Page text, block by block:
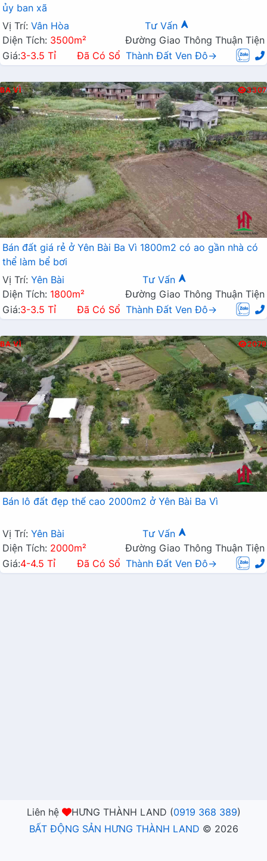
ủy ban xã
Vị Trí: Vân Hòa
Tư Vấn
Diện Tích: 3500m²
Đường Giao Thông Thuận Tiện
Giá:3-3.5 Tỉ Đã Có Sổ Thành Đất Ven Đô→
BA VÌ 3307
Bán đất giá rẻ ở Yên Bài Ba Vì 1800m2 có ao gần nhà có
thể làm bể bơi
Vị Trí: Yên Bài
Tư Vấn
Diện Tích: 1800m²
Đường Giao Thông Thuận Tiện
Giá:3-3.5 Tỉ Đã Có Sổ Thành Đất Ven Đô→
BA VÌ 2079
Bán lô đất đẹp thế cao 2000m2 ở Yên Bài Ba Vì
Vị Trí: Yên Bài
Tư Vấn
Diện Tích: 2000m²
Đường Giao Thông Thuận Tiện
Giá:4-4.5 Tỉ Đã Có Sổ Thành Đất Ven Đô→
Liên hệ HƯNG THÀNH LAND (0919 368 389)
BẤT ĐỘNG SẢN HƯNG THÀNH LAND © 2026